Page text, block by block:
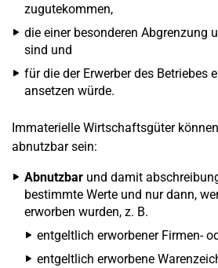
zugutekommen,
die einer besonderen Abgrenzung
sind und
für die der Erwerber des Betriebes
ansetzen würde.
Immaterielle Wirtschaftsgüter
abnutzbar sein:
Abnutzbar und damit
bestimmte Werte und nur dann,
erworben wurden, z. B.
entgeltlich erworbener Firmen-
entgeltlich erworbene